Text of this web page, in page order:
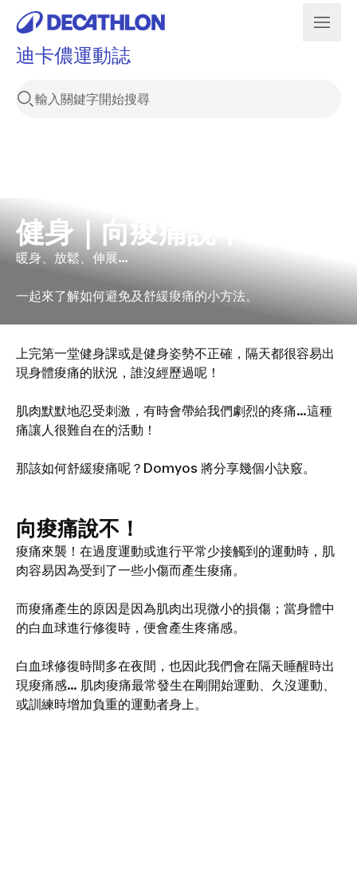
迪卡儂運動誌
健身｜向痠痛說不！
暖身、放鬆、伸展…
一起來了解如何避免及舒緩痠痛的小方法。
上完第一堂健身課或是健身姿勢不正確，隔天都很容易出
現身體痠痛的狀況，誰沒經歷過呢！
肌肉默默地忍受刺激，有時會帶給我們劇烈的疼痛…這種
痛讓人很難自在的活動！
那該如何舒緩痠痛呢？Domyos 將分享幾個小訣竅。
向痠痛說不！
痠痛來襲！在過度運動或進行平常少接觸到的運動時，肌
肉容易因為受到了一些小傷而產生痠痛。
而痠痛產生的原因是因為肌肉出現微小的損傷；當身體中
的白血球進行修復時，便會產生疼痛感。
白血球修復時間多在夜間，也因此我們會在隔天睡醒時出
現痠痛感… 肌肉痠痛最常發生在剛開始運動、久沒運動、
或訓練時增加負重的運動者身上。